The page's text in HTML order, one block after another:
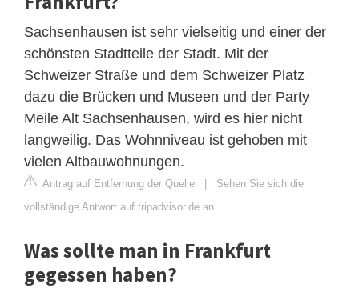
Sachsenhausen ist sehr vielseitig und einer der
schönsten Stadtteile der Stadt. Mit der
Schweizer Straße und dem Schweizer Platz
dazu die Brücken und Museen und der Party
Meile Alt Sachsenhausen, wird es hier nicht
langweilig. Das Wohnniveau ist gehoben mit
vielen Altbauwohnungen.
Antrag auf Entfernung der Quelle | Sehen Sie sich die
vollständige Antwort auf tripadvisor.de an
Was sollte man in Frankfurt
gegessen haben?